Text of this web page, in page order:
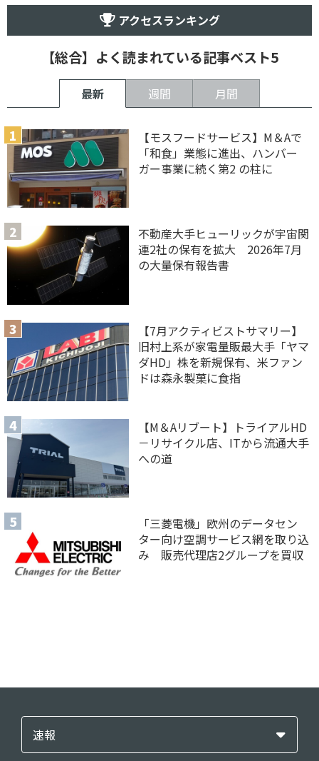
アクセスランキング
【総合】よく読まれている記事ベスト5
最新 週間 月間
【モスフードサービス】M＆Aで
「和食」業態に進出、ハンバー
ガー事業に続く第2 の柱に
不動産大手ヒューリックが宇宙関
連2社の保有を拡大 2026年7月
の大量保有報告書
【7月アクティビストサマリー】
旧村上系が家電量販最大手「ヤマ
ダHD」株を新規保有、米ファン
ドは森永製菓に食指
【M＆Aリブート】トライアルHD
－リサイクル店、ITから流通大手
への道
「三菱電機」欧州のデータセン
ター向け空調サービス網を取り込
み 販売代理店2グループを買収
速報